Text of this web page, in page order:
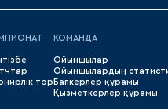
тор
КОМАНДА
Ойыншылар
Ойыншылардың
Бапкерлер құрамы
Қызметкерлер құрамы